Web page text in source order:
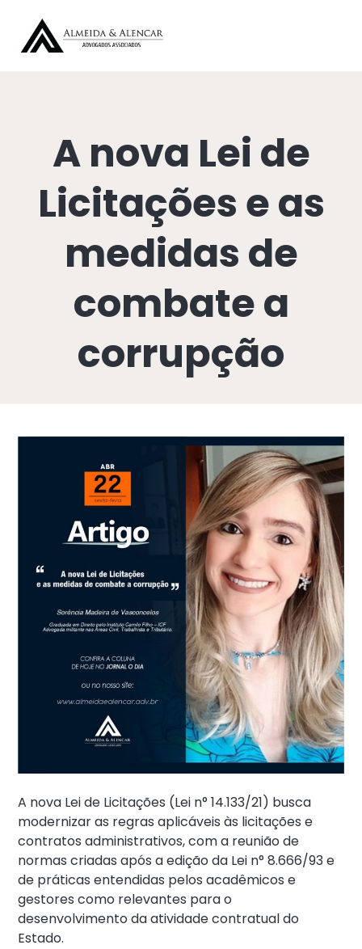
A nova Lei de
Licitações e as
medidas de
combate a
corrupção
A nova Lei de Licitações (Lei n° 14.133/21) busca
modernizar as regras aplicáveis às licitações e
contratos administrativos, com a reunião de
normas criadas após a edição da Lei n° 8.666/93 e
de práticas entendidas pelos acadêmicos e
gestores como relevantes para o
desenvolvimento da atividade contratual do
Estado.